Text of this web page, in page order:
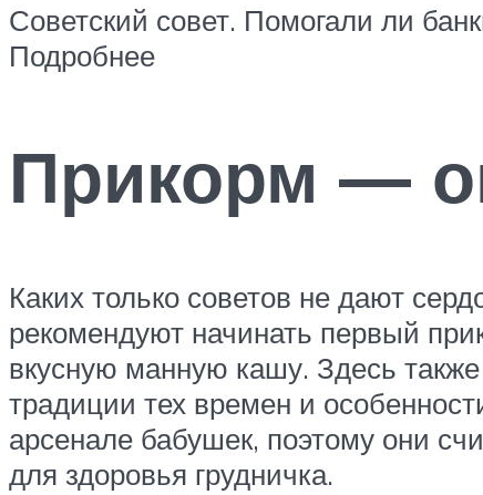
Советский совет. Помогали ли
Подробнее
Прикорм —
Каких только советов не дают
рекомендуют начинать первый
вкусную манную кашу. Здесь
традиции тех времен и
арсенале бабушек, поэтому они
для здоровья грудничка.